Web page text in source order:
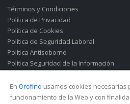
Términos y Condiciones
Política de Privacidad
Política de Cookies
Política de Seguridad Laboral
Política Antisoborno
Política Seguridad de la Información
Canal de Denuncias(Soborno)
En Orofino usamos cookies necesarias
funcionamiento de la Web y con